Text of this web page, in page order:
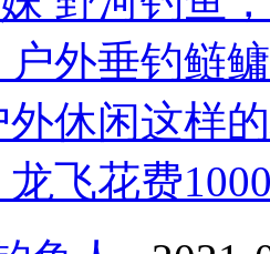
外垂钓鲢
休闲这样
飞花费